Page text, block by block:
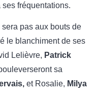
fréquentations.
sera pas aux bouts de
le blanchiment de ses
Lelièvre, Patrick
sa
et Rosalie, Milya